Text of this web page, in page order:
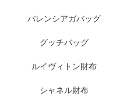
バレンシアガバッグ
グッチバッグ
ルイヴィトン財布
シャネル財布